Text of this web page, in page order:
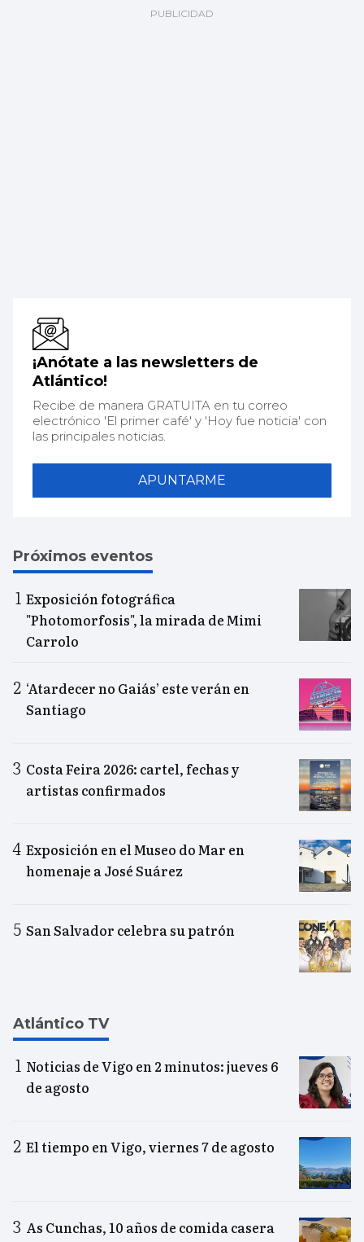
¡Anótate a las newsletters de
Atlántico!
Recibe de manera GRATUITA en tu correo
electrónico 'El primer café' y 'Hoy fue noticia' con
las principales noticias.
APUNTARME
Próximos eventos
Exposición fotográfica
"Photomorfosis", la mirada de Mimi
Carrolo
‘Atardecer no Gaiás’ este verán en
Santiago
Costa Feira 2026: cartel, fechas y
artistas confirmados
Exposición en el Museo do Mar en
homenaje a José Suárez
San Salvador celebra su patrón
Atlántico TV
Noticias de Vigo en 2 minutos: jueves 6
de agosto
El tiempo en Vigo, viernes 7 de agosto
As Cunchas, 10 años de comida casera